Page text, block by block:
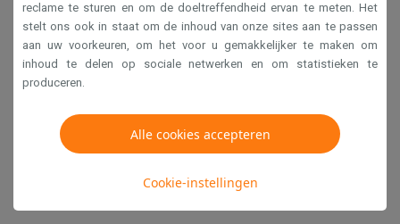
reclame te sturen en om de doeltreffendheid ervan te meten. Het
stelt ons ook in staat om de inhoud van onze sites aan te passen
aan uw voorkeuren, om het voor u gemakkelijker te maken om
inhoud te delen op sociale netwerken en om statistieken te
produceren.
Alle cookies accepteren
Cookie-instellingen